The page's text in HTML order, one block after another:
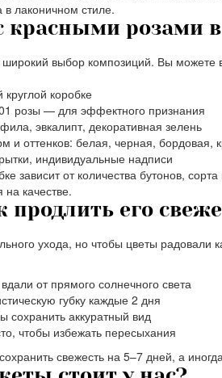
в лаконичном стиле.
красными розами
выбор композиций. Вы можете
коробке
розы — для эффектного признания
эвкалипт, декоративная зелень
оттенков: белая, черная, бордовая,
индивидуальные надписи
зависит от количества бутонов,
качестве.
продлить его
ухода, но чтобы цветы радовали
от прямого солнечного света
губку каждые 2 дня
сохранить аккуратный вид
чтобы избежать пересыхания
свежесть на 5–7 дней, а